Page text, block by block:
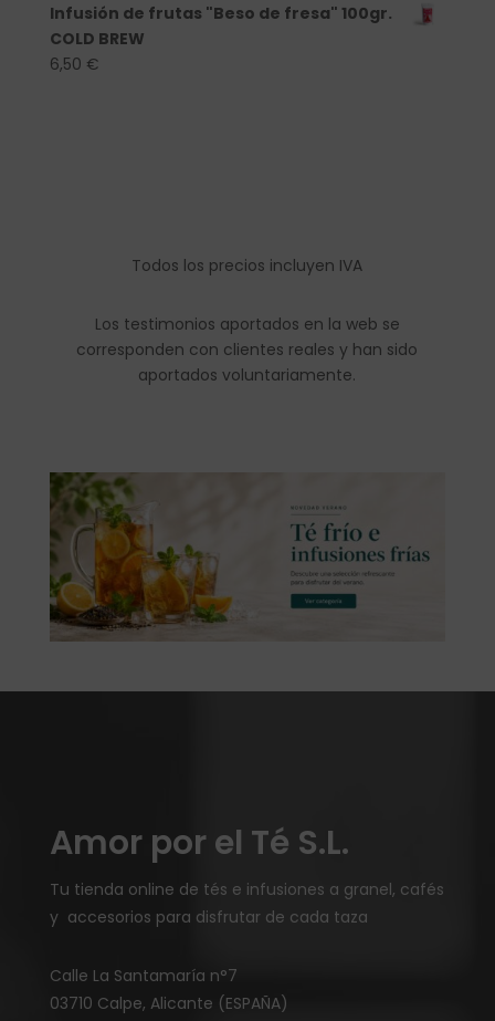
Infusión de frutas "Beso de fresa" 100gr.
COLD BREW
6,50 €
Todos los precios incluyen IVA
Los testimonios aportados en la web se
corresponden con clientes reales y han sido
aportados voluntariamente.
Amor por el Té S.L.
Tu tienda online de tés e infusiones a granel, cafés
y accesorios para disfrutar de cada taza
Calle La Santamaría n°7
03710 Calpe, Alicante (ESPAÑA)